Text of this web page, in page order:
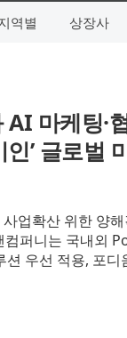
역별 상장사
마케팅·
’ 글로벌
사업확산 위한 양
퍼니는 국내외
션 우선 적용, 포